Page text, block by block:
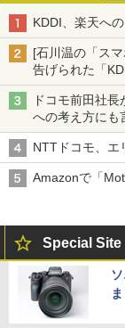
KDDI、楽天へ
[石川温の「ス
告げられた「
穴と楽天モバイ
ドコモ前田社
への考え方にも
NTTドコモ、エ
Amazonで「
Special Site